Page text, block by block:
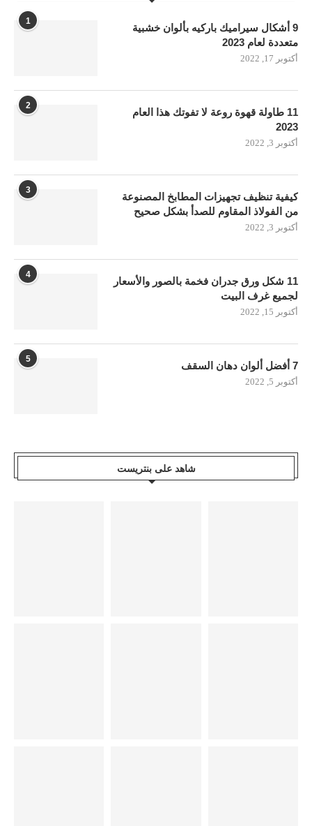
1
9 أشكال سيراميك باركيه بألوان خشبية
متعددة لعام 2023
أكتوبر 17, 2022
2
11 طاولة قهوة روعة لا تفوتك هذا العام
2023
أكتوبر 3, 2022
3
كيفية تنظيف تجهيزات المطابخ المصنوعة
من الفولاذ المقاوم للصدأ بشكل صحيح
أكتوبر 3, 2022
4
11 شكل ورق جدران فخمة بالصور والأسعار
لجميع غرف البيت
أكتوبر 15, 2022
5
7 أفضل ألوان دهان السقف
أكتوبر 5, 2022
شاهد على بنتريست